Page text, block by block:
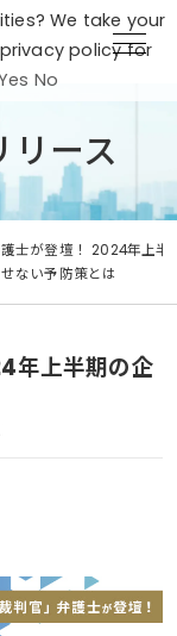
リース
護士が登壇！ 2024年上
ない予防策とは
年上半期の企
We take your
policy for
No